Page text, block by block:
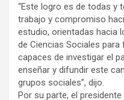
“Este logro es de todas y
trabajo y compromiso
estudio, orientadas hacia
de Ciencias Sociales
capaces de investigar el
enseñar y difundir este
grupos sociales”, dijo.
Por su parte, el presidente